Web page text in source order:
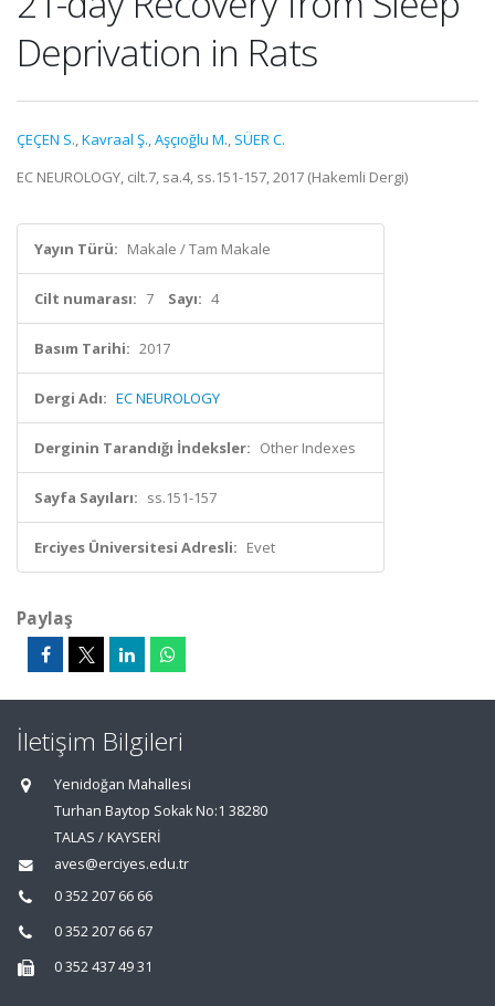
Deprivation in Rats
ÇEÇEN S.,Kavraal Ş.,Aşçıoğlu M., SÜER C.
EC NEUROLOGY, cilt.7, sa.4, ss.151-157, 2017 (Hakemli Dergi)
Yayın Türü: Makale / Tam Makale
Cilt numarası: 7 Sayı: 4
Basım Tarihi: 2017
Dergi Adı: EC NEUROLOGY
Derginin Tarandığı İndeksler: Other Indexes
Sayfa Sayıları: ss.151-157
Erciyes Üniversitesi Adresli: Evet
Paylaş
İletişim Bilgileri
Yenidoğan Mahallesi
Turhan Baytop Sokak No:1 38280
TALAS / KAYSERİ
aves@erciyes.edu.tr
0 352 207 66 66
0 352 207 66 67
0 352 437 49 31